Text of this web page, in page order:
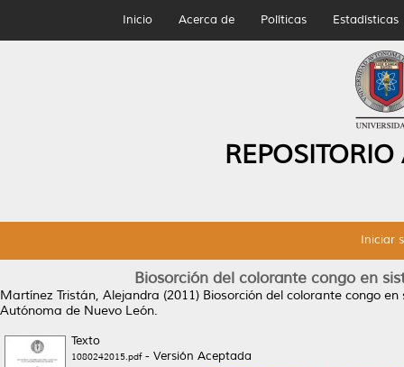
Inicio Acerca de Políticas Estadísticas
Iniciar
Biosorción del colorante congo en
Martínez Tristán, Alejandra (2011) Biosorción del colorante congo
Autónoma de Nuevo León.
Texto
1080242015.pdf- Versión Aceptada